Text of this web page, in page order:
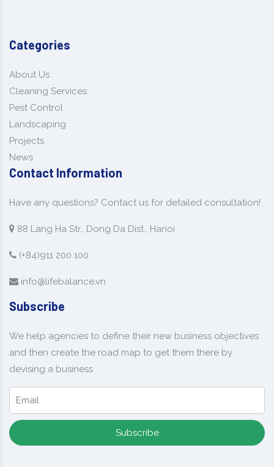
Categories
About Us
Cleaning Services
Pest Control
Landscaping
Projects
News
Contact Information
Have any questions? Contact us for detailed consultation!
88 Lang Ha Str., Dong Da Dist., Hanoi
(+84)911 200 100
info@lifebalance.vn
Subscribe
We help agencies to define their new business objectives
and then create the road map to get them there by
devising a business
Subscribe